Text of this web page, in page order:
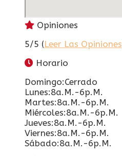
Opiniones
5/5 (Leer Las Opiniones
Horario
Domingo:Cerrado
Lunes:8a.m.-6p.m.
Martes:8a.m.-6p.m.
Miércoles:8a.m.-6p.m.
Jueves:8a.m.-6p.m.
Viernes:8a.m.-6p.m.
Sábado:8a.m.-6p.m.